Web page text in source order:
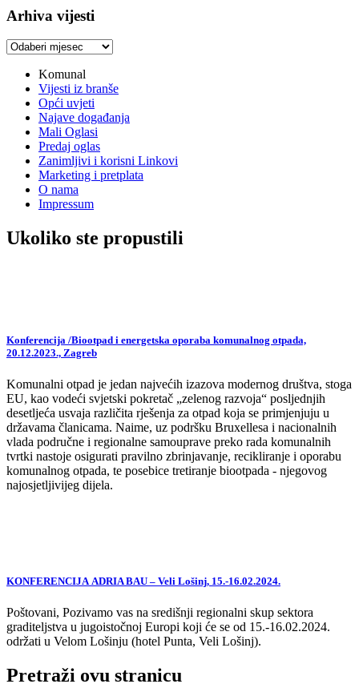
Arhiva vijesti
Arhiva
Komunal
Vijesti iz branše
Opći uvjeti
Najave događanja
Mali Oglasi
Predaj oglas
Zanimljivi i korisni Linkovi
Marketing i pretplata
O nama
Impressum
Ukoliko ste propustili
Konferencija /Biootpad i energetska oporaba komunalnog otpada,
20.12.2023., Zagreb
Komunalni otpad je jedan najvećih izazova modernog društva, stoga
EU, kao vodeći svjetski pokretač „zelenog razvoja“ posljednjih
desetljeća usvaja različita rješenja za otpad koja se primjenjuju u
državama članicama. Naime, uz podršku Bruxellesa i nacionalnih
vlada područne i regionalne samouprave preko rada komunalnih
tvrtki nastoje osigurati pravilno zbrinjavanje, recikliranje i oporabu
komunalnog otpada, te posebice tretiranje biootpada - njegovog
najosjetljivijeg dijela.
KONFERENCIJA ADRIA BAU – Veli Lošinj, 15.-16.02.2024.
Poštovani, Pozivamo vas na središnji regionalni skup sektora
graditeljstva u jugoistočnoj Europi koji će se od 15.-16.02.2024.
održati u Velom Lošinju (hotel Punta, Veli Lošinj).
Pretraži ovu stranicu